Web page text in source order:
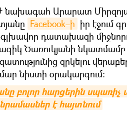
նախագահ Արարատ
Facebook–ի իր էջում
դատախազի
Ծառուկյանի
զրկելու
նիստի օրակարգում։
բոլոր հարցերին
է հայտնում